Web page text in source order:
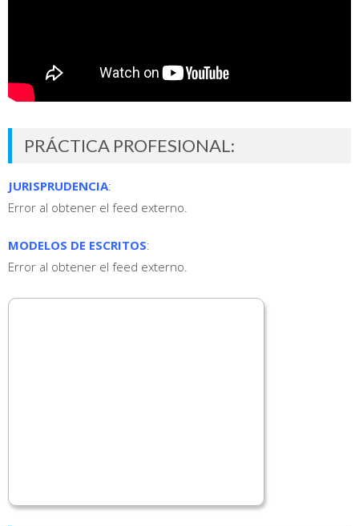
PRÁCTICA PROFESIONAL:
JURISPRUDENCIA:
Error al obtener el feed externo.
MODELOS DE ESCRITOS:
Error al obtener el feed externo.